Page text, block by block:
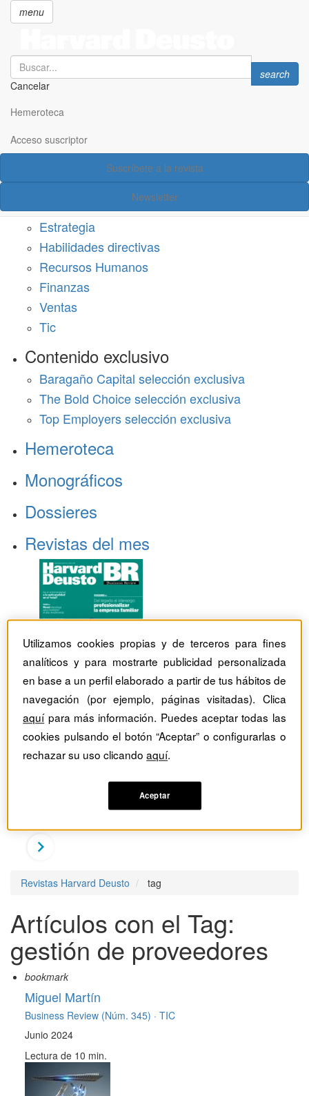
principal
menu
Search
Cancelar
Search
search
Hemeroteca
Acceso suscriptor
Suscríbete a la revista
Newsletter
Acceso suscriptor
Estrategia
Habilidades directivas
Recursos Humanos
Finanzas
Ventas
Tic
Contenido exclusivo
Baragaño Capital selección exclusiva
The Bold Choice selección exclusiva
Top Employers selección exclusiva
Hemeroteca
Monográficos
Dossieres
Revistas del mes
Revistas Harvard Deusto tag
Artículos con el Tag:
gestión de proveedores
bookmark
Miguel Martín
Business Review (Núm. 345) · TIC
Junio 2024
Lectura de 10 min.
Utilizamos cookies propias y de terceros para fines
analíticos y para mostrarte publicidad personalizada
en base a un perfil elaborado a partir de tus hábitos de
navegación (por ejemplo, páginas visitadas). Clica
aquípara más información. Puedes aceptar todas las
cookies pulsando el botón “Aceptar” o configurarlas o
rechazar su uso clicandoaquí.
Aceptar